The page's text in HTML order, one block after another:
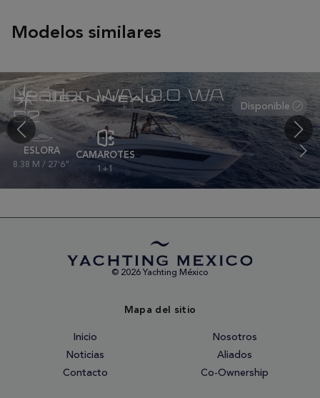
Modelos similares
Leader WA | 9.0 WA
S2
ESLORA
8.38 M / 27'6"
CAMAROTES
1+1
© 2026 Yachting México
Mapa del sitio
Inicio
Nosotros
Noticias
Aliados
Contacto
Co-Ownership